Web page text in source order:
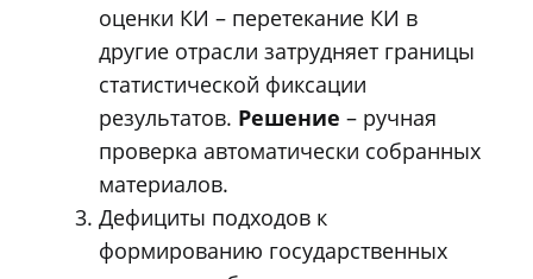
оценки КИ – перетекание КИ в
другие отрасли затрудняет границы
статистической фиксации
результатов. Решение – ручная
проверка автоматически собранных
материалов.
Дефициты подходов к
формированию государственных